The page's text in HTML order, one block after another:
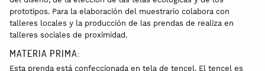
prototipos. Para la elaboración del muestrario colabora con
talleres locales y la producción de las prendas de realiza en
talleres sociales de proximidad.
MATERIA PRIMA:
Esta prenda está confeccionada en tela de tencel. El tencel es